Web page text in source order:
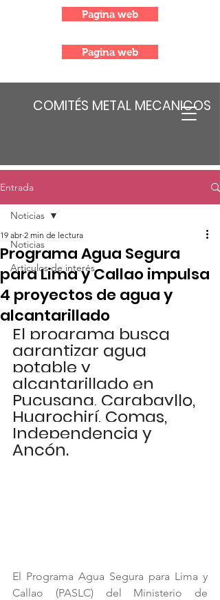
COMITÉS METAL MECANICOS
Pagina web
Pagina web
Entrada
Noticias
Articulos de interés
Noticias
Programa Agua Segura
para Lima y Callao impulsa
4 proyectos de agua y
alcantarillado
19 abr 2 min de lectura
El programa busca
garantizar agua
potable y
alcantarillado en
Pucusana, Carabayllo,
Huarochirí, Comas,
Independencia y
Ancón.
El Programa Agua Segura para Lima y
Callao (PASLC) del Ministerio de